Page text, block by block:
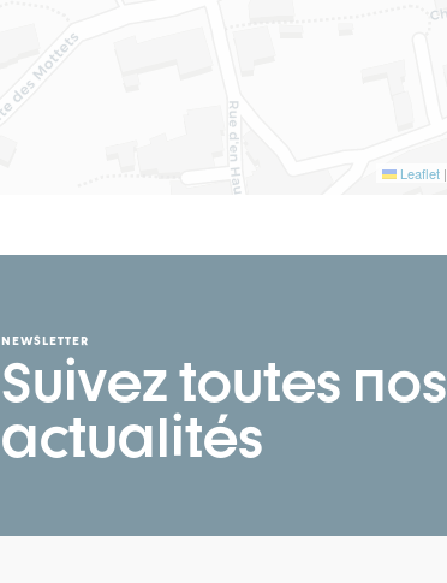
Leaflet |
NEWSLETTER
Suivez toutes nos
actualités